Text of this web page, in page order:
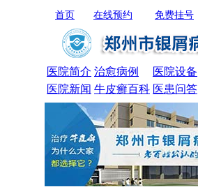
首页 免费挂号
在线预约
医院简介 治愈病例 医院设备
医院新闻 牛皮癣百科 医患问答